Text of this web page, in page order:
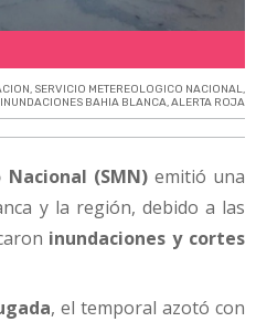
, SERVICIO METEREOLOGICO NACIONAL,
INUNDACIONES BAHIA BLANCA,ALERTA ROJA
(SMN)emitió una
y la región, debido a las
inundaciones y cortes
, el temporal azotó con